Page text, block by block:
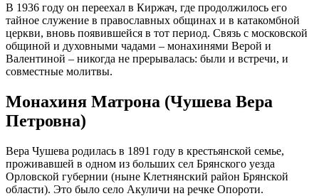
В 1936 году он переехал в Киржач, где продолжилось его
тайное служение в православных общинах и в катакомбной
церкви, вновь появившейся в тот период. Связь с московской
общиной и духовными чадами – монахинями Верой и
Валентиной – никогда не прерывалась: были и встречи, и
совместные молитвы.
Монахиня Матрона (Чушева Вера
Петровна)
Вера Чушева родилась в 1891 году в крестьянской семье,
проживавшей в одном из больших сел Брянского уезда
Орловской губернии (ныне Клетнянский район Брянской
области). Это было село Акуличи на речке Опороти.